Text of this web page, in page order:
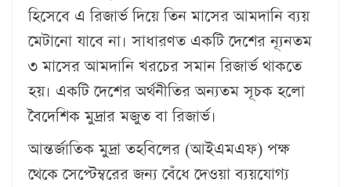
হিসেবে এ রিজার্ভ দিয়ে তিন মাসের আমদানি ব্যয়
মেটানো যাবে না। সাধারণত একটি দেশের ন্যূনতম
৩ মাসের আমদানি খরচের সমান রিজার্ভ থাকতে
হয়। একটি দেশের অর্থনীতির অন্যতম সূচক হলো
বৈদেশিক মুদ্রার মজুত বা রিজার্ভ।
আন্তর্জাতিক মুদ্রা তহবিলের (আইএমএফ) পক্ষ
থেকে সেপ্টেম্বরের জন্য বেঁধে দেওয়া ব্যয়যোগ্য